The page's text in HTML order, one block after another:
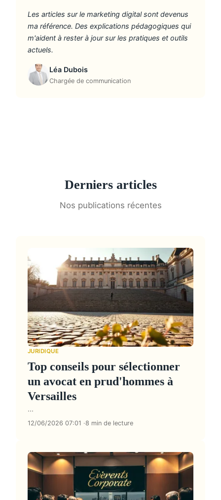
Les articles sur le marketing digital sont devenus
ma référence. Des explications pédagogiques qui
m'aident à rester à jour sur les pratiques et outils
actuels.
Léa Dubois
Chargée de communication
Derniers articles
Nos publications récentes
JURIDIQUE
Top conseils pour sélectionner
un avocat en prud'hommes à
Versailles
...
12/06/2026 07:01 8 min de lecture